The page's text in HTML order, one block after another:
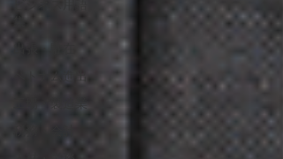
集
出張・駐在
ベトナム進出
工場・製造業
税務・会計